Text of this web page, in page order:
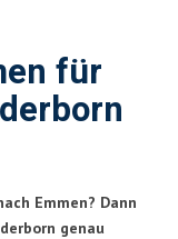
für
Emmen? Dann
genau